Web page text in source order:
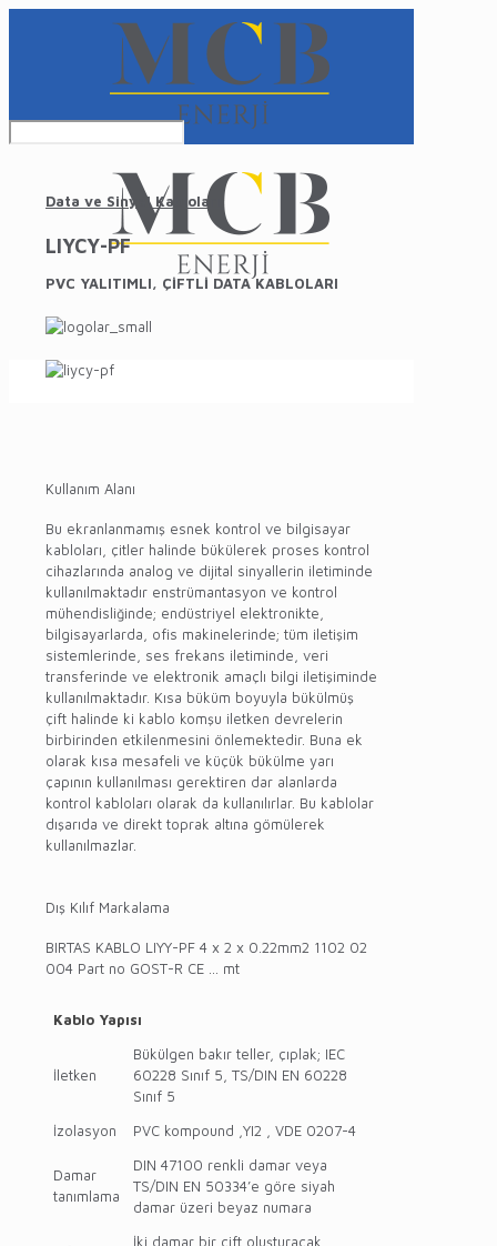
Data ve Sinyal Kabloları
LIYCY-PF
PVC YALITIMLI, ÇİFTLİ DATA KABLOLARI
Kullanım Alanı
Bu ekranlanmamış esnek kontrol ve bilgisayar
kabloları, çitler halinde bükülerek proses kontrol
cihazlarında analog ve dijital sinyallerin iletiminde
kullanılmaktadır enstrümantasyon ve kontrol
mühendisliğinde; endüstriyel elektronikte,
bilgisayarlarda, ofis makinelerinde; tüm iletişim
sistemlerinde, ses frekans iletiminde, veri
transferinde ve elektronik amaçlı bilgi iletişiminde
kullanılmaktadır. Kısa büküm boyuyla bükülmüş
çift halinde ki kablo komşu iletken devrelerin
birbirinden etkilenmesini önlemektedir. Buna ek
olarak kısa mesafeli ve küçük bükülme yarı
çapının kullanılması gerektiren dar alanlarda
kontrol kabloları olarak da kullanılırlar. Bu kablolar
dışarıda ve direkt toprak altına gömülerek
kullanılmazlar.
Dış Kılıf Markalama
BIRTAS KABLO LIYY-PF 4 x 2 x 0.22mm2 1102 02
004 Part no GOST-R CE … mt
Kablo Yapısı
İletken
Bükülgen bakır teller, çıplak; IEC
60228 Sınıf 5, TS/DIN EN 60228
Sınıf 5
İzolasyon
PVC kompound ,YI2 , VDE 0207-4
Damar
tanımlama
DIN 47100 renkli damar veya
TS/DIN EN 50334’e göre siyah
damar üzeri beyaz numara
İki damar bir çift oluşturacak